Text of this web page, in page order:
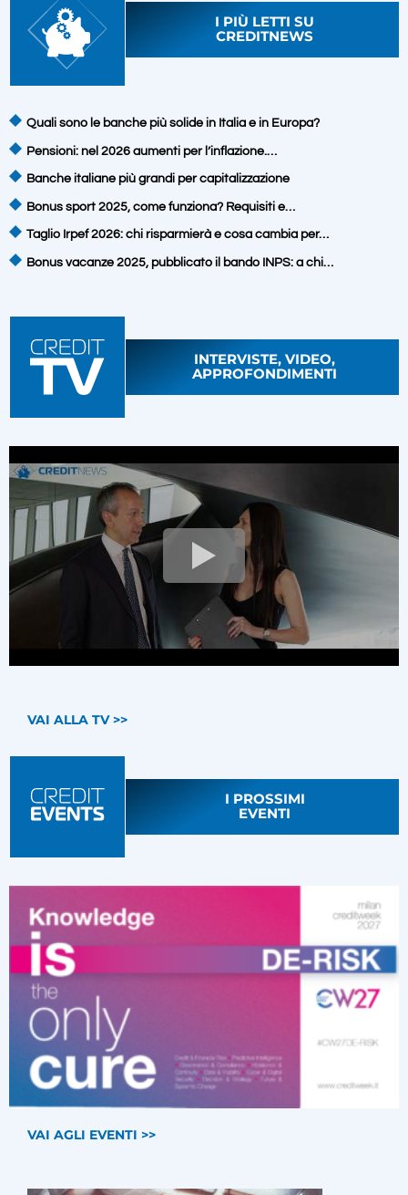
I PIÙ LETTI SU
CREDITNEWS
Quali sono le banche più solide in Italia e in Europa?
Pensioni: nel 2026 aumenti per l’inflazione.…
Banche italiane più grandi per capitalizzazione
Bonus sport 2025, come funziona? Requisiti e…
Taglio Irpef 2026: chi risparmierà e cosa cambia per…
Bonus vacanze 2025, pubblicato il bando INPS: a chi…
INTERVISTE, VIDEO,
APPROFONDIMENTI
VAI ALLA TV >>
I PROSSIMI
EVENTI
VAI AGLI EVENTI >>